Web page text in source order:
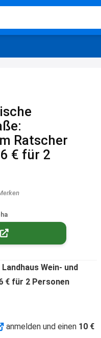
Ratscher
€ für 2
Wein- und
€ für 2 Personen
anmelden und einen 10 €